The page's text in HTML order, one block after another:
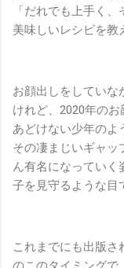
「だれでも上手く
美味しいレシピを教
お顔出しをしていな
けれど、2020年のお
あどけない少年のよ
その凄まじいギャッ
ん有名になっていく
子を見守るような目
これまでにも出版さ